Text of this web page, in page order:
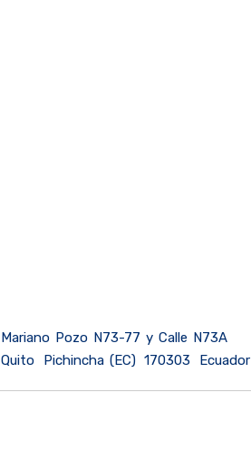
Mariano Pozo N73-77 y Calle N73A
Quito
Pichincha (EC) 170303 Ecuador